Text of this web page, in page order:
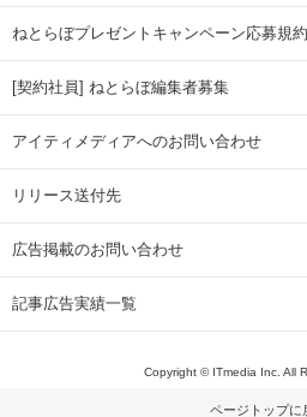
ねとらぼプレゼントキャンペーン応募規約
[契約社員] ねとらぼ編集者募集
アイティメディアへのお問い合わせ
リリース送付先
広告掲載のお問い合わせ
記事広告実績一覧
Copyright © ITmedia Inc. All
ページトップに